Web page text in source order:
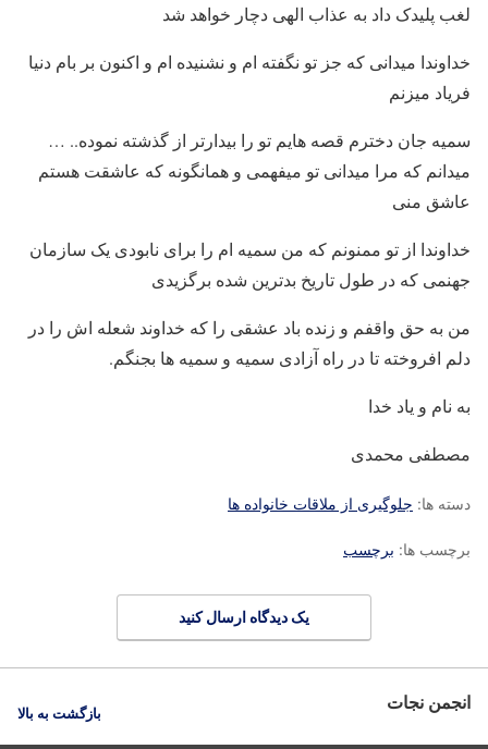
لغب پلیدک داد به عذاب الهی دچار خواهد شد
خداوندا میدانی که جز تو نگفته ام و نشنیده ام و اکنون بر بام دنیا
فریاد میزنم
سمیه جان دخترم قصه هایم تو را بیدارتر از گذشته نموده.. …
میدانم که مرا میدانی تو میفهمی و همانگونه که عاشقت هستم
عاشق منی
خداوندا از تو ممنونم که من سمیه ام را برای نابودی یک سازمان
جهنمی که در طول تاریخ بدترین شده برگزیدی
من به حق واقفم و زنده باد عشقی را که خداوند شعله اش را در
دلم افروخته تا در راه آزادی سمیه و سمیه ها بجنگم.
به نام و یاد خدا
مصطفی محمدی
دسته ها: جلوگیری از ملاقات خانواده ها
برچسب ها: برچسب
یک دیدگاه ارسال کنید
انجمن نجات بازگشت به بالا